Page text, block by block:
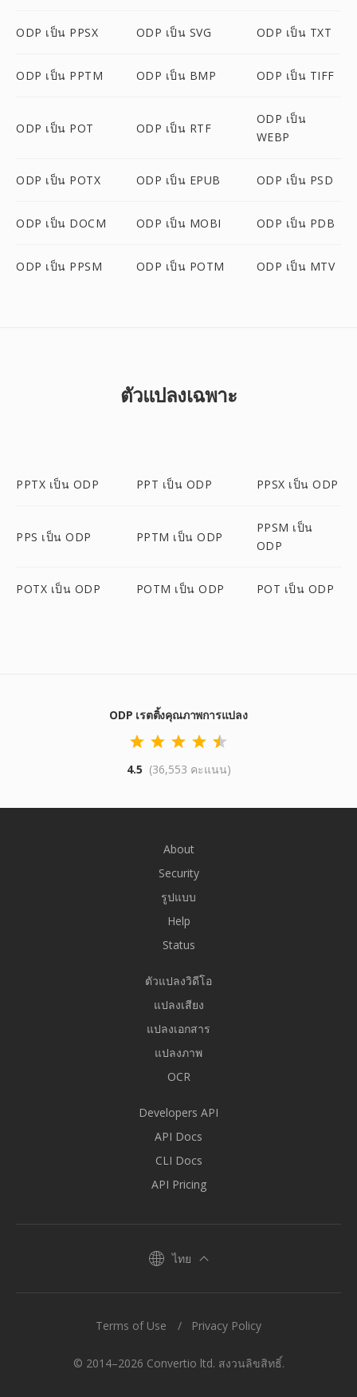
ODP เป็น PPSX ODP เป็น SVG ODP เป็น TXT
ODP เป็น PPTM ODP เป็น BMP ODP เป็น TIFF
ODP เป็น POT ODP เป็น RTF
ODP เป็น
WEBP
ODP เป็น POTX ODP เป็น EPUB ODP เป็น PSD
ODP เป็น DOCM ODP เป็น MOBI ODP เป็น PDB
ODP เป็น PPSM ODP เป็น POTM ODP เป็น MTV
ตัวแปลงเฉพาะ
PPTX เป็น ODP PPT เป็น ODP PPSX เป็น ODP
PPS เป็น ODP PPTM เป็น ODP
PPSM เป็น
ODP
POTX เป็น ODP POTM เป็น ODP POT เป็น ODP
ODP เรตติ้งคุณภาพการแปลง
4.5 (36,553 คะแนน)
About
Security
รูปแบบ
Help
Status
ตัวแปลงวิดีโอ
แปลงเสียง
แปลงเอกสาร
แปลงภาพ
OCR
Developers API
API Docs
CLI Docs
API Pricing
ไทย
© 2014–2026 Convertio ltd. สงวนลิขสิทธิ์.
Terms of Use Privacy Policy